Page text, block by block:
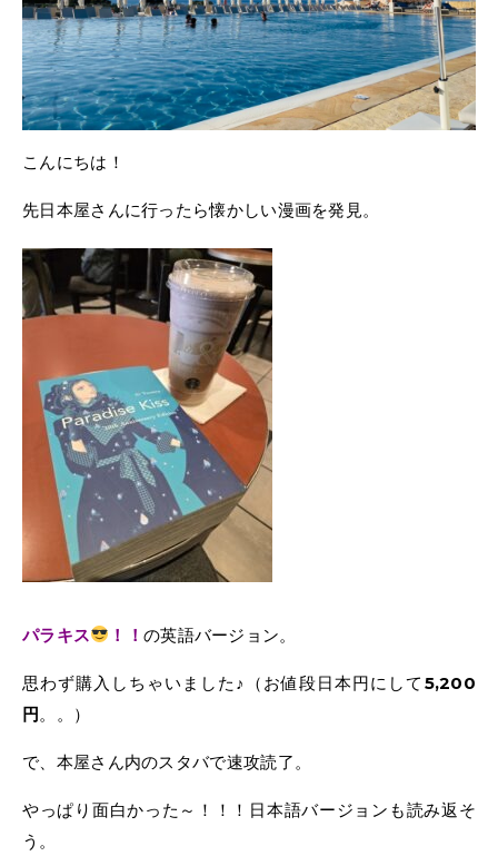
こんにちは！
先日本屋さんに行ったら懐かしい漫画を発見。
パラキス ！！ の英語バージョン。
思わず購入しちゃいました♪（お値段日本円にして 5,200
円。。）
で、本屋さん内のスタバで速攻読了。
やっぱり面白かった～！！！日本語バージョンも読み返そ
う。